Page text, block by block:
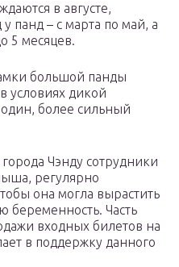
в августе,
панд – с марта по май, а
5 месяцев.
большой панды
условиях дикой
более сильный
Чэнду сотрудники
регулярно
она могла вырастить
беременность. Часть
входных билетов на
в поддержку данного